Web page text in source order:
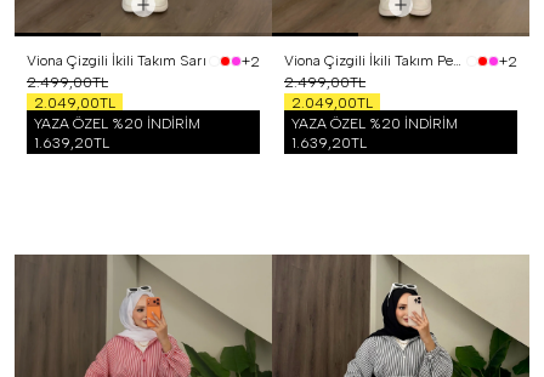
Viona Çizgili İkili Takım Sarı
+2
2.499,00TL
2.049,00TL
YAZA ÖZEL %20 İNDİRİM
1.639,20TL
Viona Çizgili İkili Takım Pembe
+2
2.499,00TL
2.049,00TL
YAZA ÖZEL %20 İNDİRİM
1.639,20TL